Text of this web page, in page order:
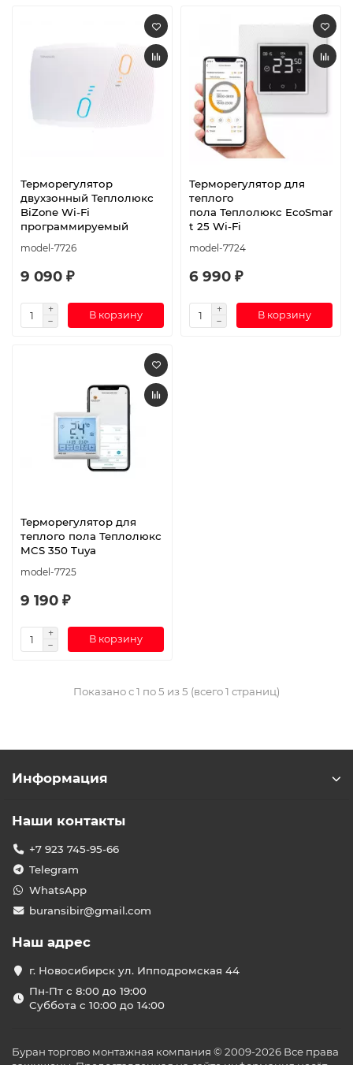
Терморегулятор
двухзонный Теплолюкс
BiZone Wi-Fi
программируемый
model-7726
9 090 ₽
В корзину
Терморегулятор для
теплого
пола Теплолюкс EcoSmar
t 25 Wi-Fi
model-7724
6 990 ₽
В корзину
Терморегулятор для
теплого пола Теплолюкс
MCS 350 Tuya
model-7725
9 190 ₽
В корзину
Показано с 1 по 5 из 5 (всего 1 страниц)
Информация
Наши контакты
+7 923 745-95-66
Telegram
WhatsApp
buransibir@gmail.com
Наш адрес
г. Новосибирск ул. Ипподромская 44
Пн-Пт с 8:00 до 19:00
Суббота с 10:00 до 14:00
Буран торгово монтажная компания © 2009-2026 Все права